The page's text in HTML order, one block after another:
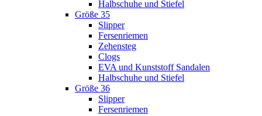
Halbschuhe und Stiefel
Größe 35
Slipper
Fersenriemen
Zehensteg
Clogs
EVA und Kunststoff Sandalen
Halbschuhe und Stiefel
Größe 36
Slipper
Fersenriemen